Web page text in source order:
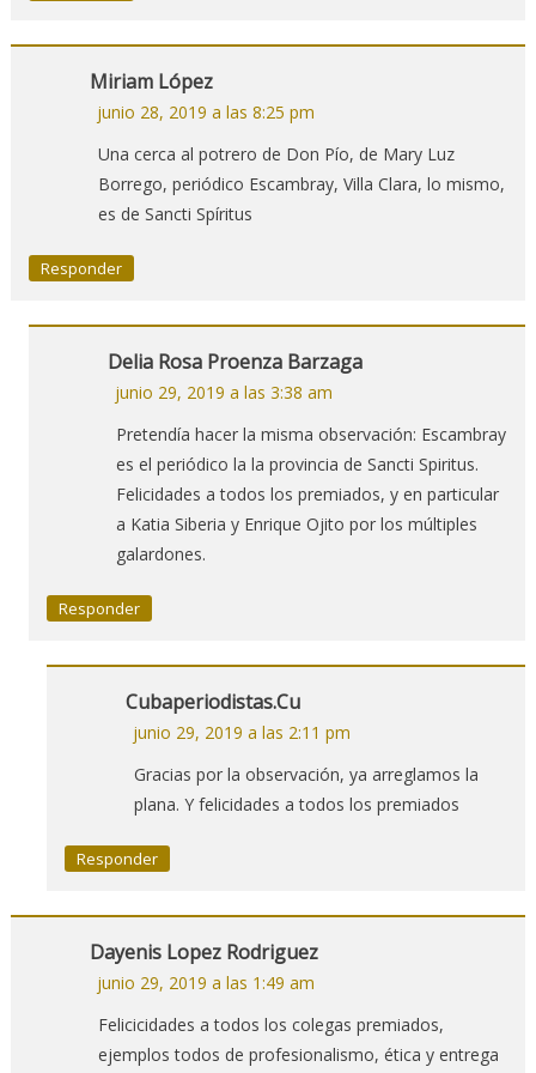
Miriam López
junio 28, 2019 a las 8:25 pm
Una cerca al potrero de Don Pío, de Mary Luz
Borrego, periódico Escambray, Villa Clara, lo mismo,
es de Sancti Spíritus
Responder
Delia Rosa Proenza Barzaga
junio 29, 2019 a las 3:38 am
Pretendía hacer la misma observación: Escambray
es el periódico la la provincia de Sancti Spiritus.
Felicidades a todos los premiados, y en particular
a Katia Siberia y Enrique Ojito por los múltiples
galardones.
Responder
Cubaperiodistas.cu
junio 29, 2019 a las 2:11 pm
Gracias por la observación, ya arreglamos la
plana. Y felicidades a todos los premiados
Responder
Dayenis Lopez Rodriguez
junio 29, 2019 a las 1:49 am
Felicicidades a todos los colegas premiados,
ejemplos todos de profesionalismo, ética y entrega